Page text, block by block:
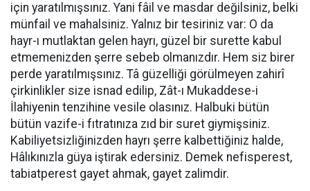
için yaratılmışsınız. Yani fâil ve masdar değilsiniz, belki
münfail ve mahalsiniz. Yalnız bir tesiriniz var: O da
hayr-ı mutlaktan gelen hayrı, güzel bir surette kabul
etmemenizden şerre sebeb olmanızdır. Hem siz birer
perde yaratılmışsınız. Tâ güzelliği görülmeyen zahirî
çirkinlikler size isnad edilip, Zât-ı Mukaddese-i
İlahiyenin tenzihine vesile olasınız. Halbuki bütün
bütün vazife-i fıtratınıza zıd bir suret giymişsiniz.
Kabiliyetsizliğinizden hayrı şerre kalbettiğiniz halde,
Hâlıkınızla güya iştirak edersiniz. Demek nefisperest,
tabiatperest gayet ahmak, gayet zalimdir.